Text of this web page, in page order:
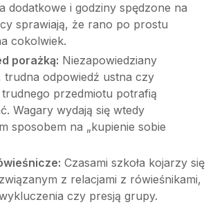
dodatkowe i godziny spędzone na
sprawiają, że rano po prostu
cokolwiek.
porażką: Niezapowiedziany
trudna odpowiedź ustna czy
trudnego przedmiotu potrafią
Wagary wydają się wtedy
sposobem na „kupienie sobie
Czasami szkoła kojarzy się
z relacjami z rówieśnikami,
czy presją grupy.